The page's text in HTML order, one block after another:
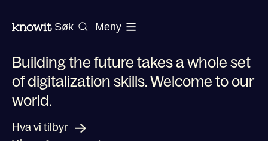
Til hjemmesiden til Knowit
Søk Meny
Building the future takes a whole set
of digitalization skills. Welcome to our
world.
For å forme en ny digital fremtid,
Hva vi tilbyr